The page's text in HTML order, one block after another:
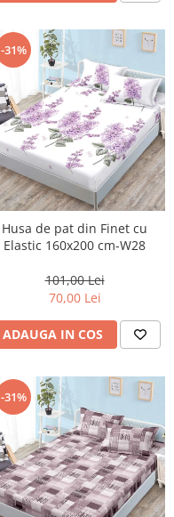
-31%
Husa de pat din Finet cu
Elastic 160x200 cm-W28
101,00 Lei
70,00 Lei
ADAUGA IN COS
-31%